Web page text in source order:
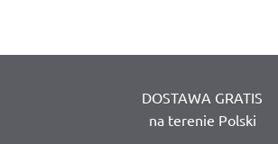
DOSTAWA GRATIS
na terenie Polski